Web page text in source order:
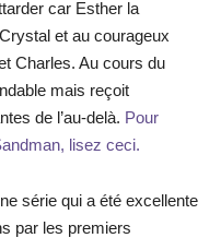
car Esther la
et au courageux
Charles. Au cours du
mais reçoit
de l’au-delà. Pour
lisez ceci.
série qui a été excellente
par les premiers